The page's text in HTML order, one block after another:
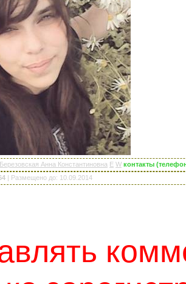
Березовская Анна Константиновна E W контакты
| Размещено до: 10.09.2014